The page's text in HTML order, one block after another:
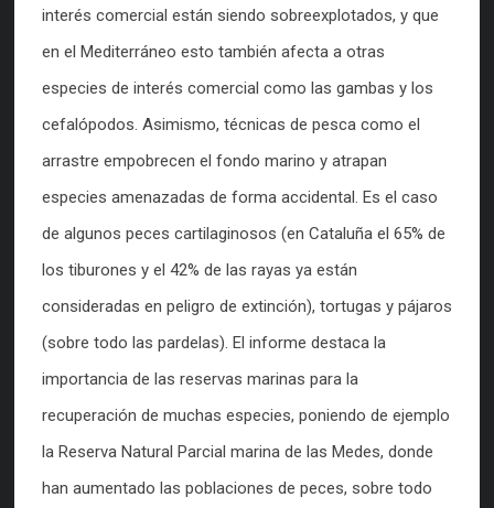
interés comercial están siendo sobreexplotados, y que
en el Mediterráneo esto también afecta a otras
especies de interés comercial como las gambas y los
cefalópodos. Asimismo, técnicas de pesca como el
arrastre empobrecen el fondo marino y atrapan
especies amenazadas de forma accidental. Es el caso
de algunos peces cartilaginosos (en Cataluña el 65% de
los tiburones y el 42% de las rayas ya están
consideradas en peligro de extinción), tortugas y pájaros
(sobre todo las pardelas). El informe destaca la
importancia de las reservas marinas para la
recuperación de muchas especies, poniendo de ejemplo
la Reserva Natural Parcial marina de las Medes, donde
han aumentado las poblaciones de peces, sobre todo